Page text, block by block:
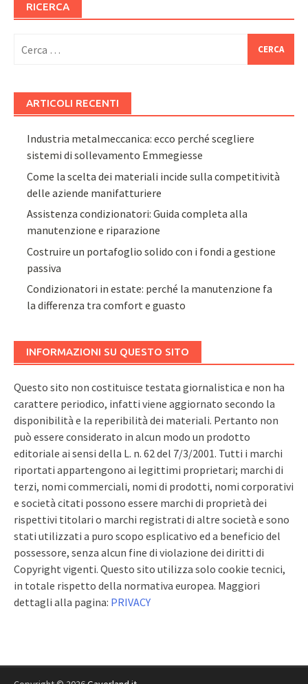
RICERCA
per:
ARTICOLI RECENTI
Industria metalmeccanica: ecco perché scegliere
sistemi di sollevamento Emmegiesse
Come la scelta dei materiali incide sulla competitività
delle aziende manifatturiere
Assistenza condizionatori: Guida completa alla
manutenzione e riparazione
Costruire un portafoglio solido con i fondi a gestione
passiva
Condizionatori in estate: perché la manutenzione fa
la differenza tra comfort e guasto
INFORMAZIONI SU QUESTO SITO
Questo sito non costituisce testata giornalistica e non ha
carattere periodico, infatti viene aggiornato secondo la
disponibilità e la reperibilità dei materiali. Pertanto non
può essere considerato in alcun modo un prodotto
editoriale ai sensi della L. n. 62 del 7/3/2001. Tutti i marchi
riportati appartengono ai legittimi proprietari; marchi di
terzi, nomi commerciali, nomi di prodotti, nomi corporativi
e società citati possono essere marchi di proprietà dei
rispettivi titolari o marchi registrati di altre società e sono
stati utilizzati a puro scopo esplicativo ed a beneficio del
possessore, senza alcun fine di violazione dei diritti di
Copyright vigenti. Questo sito utilizza solo cookie tecnici,
in totale rispetto della normativa europea. Maggiori
dettagli alla pagina: PRIVACY